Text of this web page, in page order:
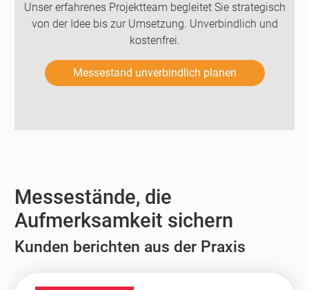
Unser erfahrenes Projektteam begleitet Sie strategisch
von der Idee bis zur Umsetzung. Unverbindlich und
kostenfrei.
Messestand unverbindlich planen
Messestände, die
Aufmerksamkeit sichern
Kunden berichten aus der Praxis